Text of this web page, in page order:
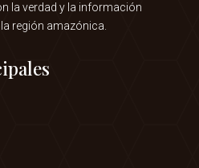
la verdad y la información
región amazónica.